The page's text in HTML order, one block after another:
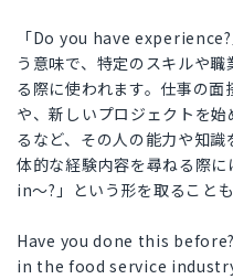
「Do you have
う意味で、特定のスキルや
る際に使われます。仕事の
や、新しいプロジェクトを
るなど、その人の能力や知
体的な経験内容を尋ねる際
in～?」という形を取ることも
Have you done this
in the food service